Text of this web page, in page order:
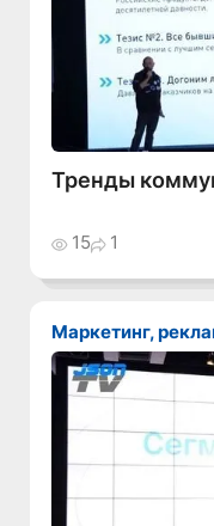
Тренды
15 1
Маркетинг,